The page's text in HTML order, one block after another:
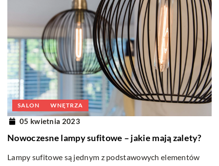
SALON WNĘTRZA
05 kwietnia 2023
Nowoczesne lampy sufitowe – jakie mają zalety?
Lampy sufitowe są jednym z podstawowych elementów